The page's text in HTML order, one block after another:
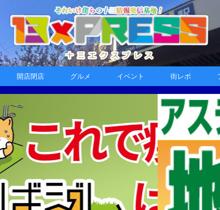
開店閉店 グルメ イベント 街レポ